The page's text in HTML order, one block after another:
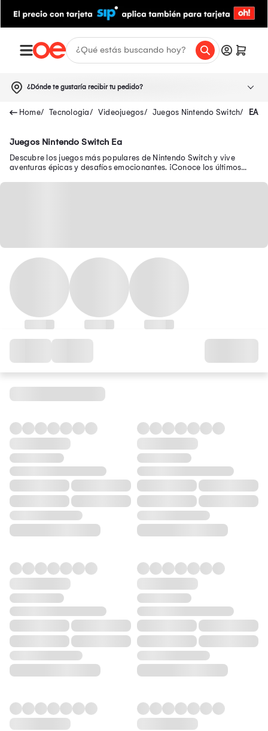
¿Dónde te gustaría recibir tu pedido?
Tecnologia Videojuegos Juegos Nintendo Switch EA
Juegos Nintendo Switch Ea
Descubre los juegos más populares de Nintendo Switch y vive
aventuras épicas y desafíos emocionantes. ¡Conoce los últimos